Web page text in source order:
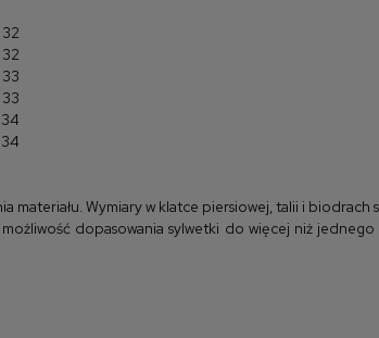
32
32
33
33
34
34
Wymiary w klatce piersiowej, talii i biodrach
dopasowania sylwetki do więcej niż